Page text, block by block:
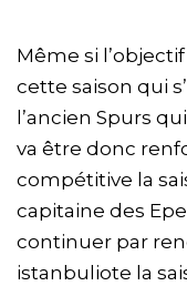
Même si
cette saison qui
l’ancien Spurs
va être donc
compétitive la
capitaine des
continuer par
istanbuliote la